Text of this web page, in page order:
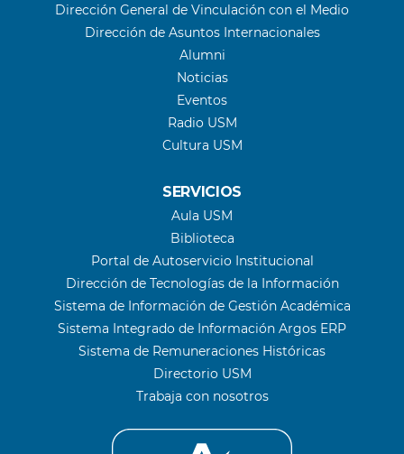
Dirección General de Vinculación con el Medio
Dirección de Asuntos Internacionales
Alumni
Noticias
Eventos
Radio USM
Cultura USM
SERVICIOS
Aula USM
Biblioteca
Portal de Autoservicio Institucional
Dirección de Tecnologías de la Información
Sistema de Información de Gestión Académica
Sistema Integrado de Información Argos ERP
Sistema de Remuneraciones Históricas
Directorio USM
Trabaja con nosotros